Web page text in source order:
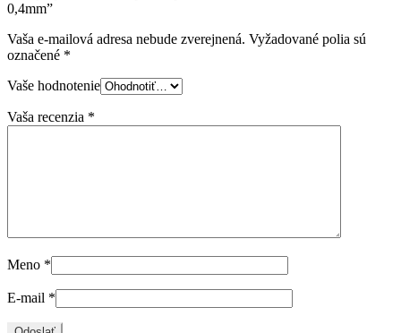
0,4mm”
Vaša e-mailová adresa nebude zverejnená. Vyžadované polia sú
označené *
Vaše hodnotenie
Vaša recenzia *
Meno *
E-mail *